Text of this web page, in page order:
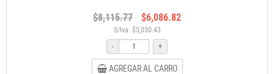
$8,115.77 $6,086.82
S/Iva: $5,030.43
-
+
AGREGAR AL CARRO